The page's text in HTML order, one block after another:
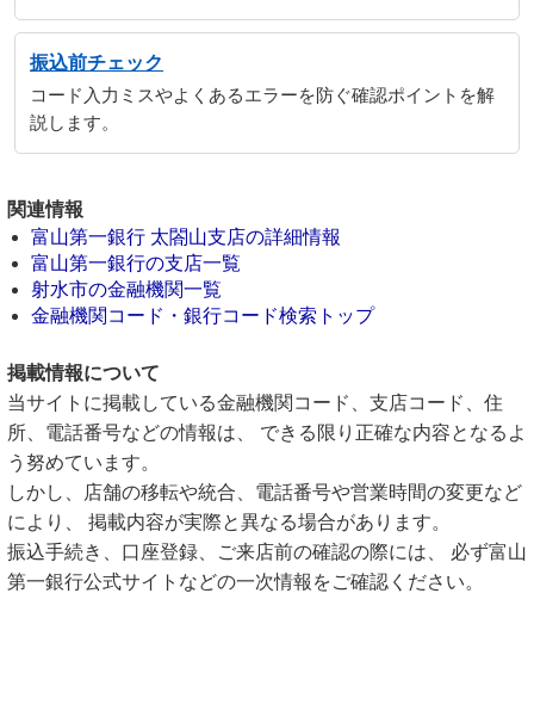
振込前チェック
コード入力ミスやよくあるエラーを防ぐ確認ポイントを解
説します。
関連情報
富山第一銀行 太閤山支店の詳細情報
富山第一銀行の支店一覧
射水市の金融機関一覧
金融機関コード・銀行コード検索トップ
掲載情報について
当サイトに掲載している金融機関コード、支店コード、住
所、電話番号などの情報は、 できる限り正確な内容となるよ
う努めています。
しかし、店舗の移転や統合、電話番号や営業時間の変更など
により、 掲載内容が実際と異なる場合があります。
振込手続き、口座登録、ご来店前の確認の際には、 必ず富山
第一銀行公式サイトなどの一次情報をご確認ください。